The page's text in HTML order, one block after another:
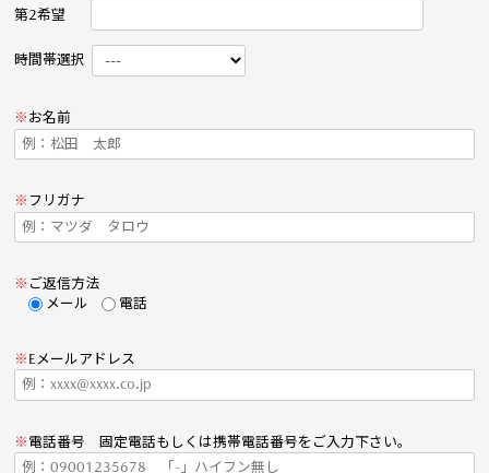
第2希望
時間帯選択
※ お名前
※ フリガナ
※ ご返信方法
メール
電話
※ Eメールアドレス
※ 電話番号 固定電話もしくは携帯電話番号をご入力下さい。